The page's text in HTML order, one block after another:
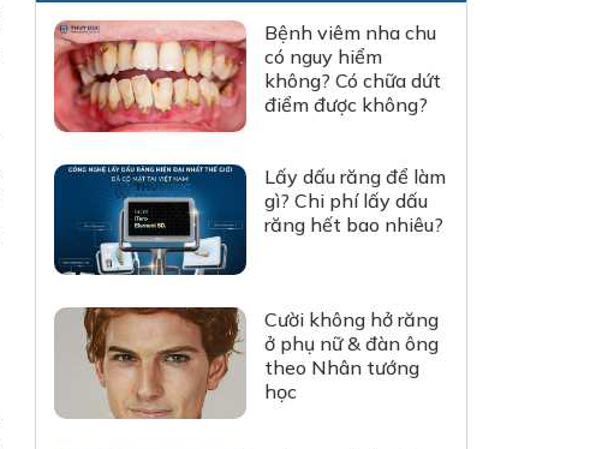
Bệnh viêm nha chu
có nguy hiểm
không? Có chữa dứt
điểm được không?
Lấy dấu răng để làm
gì? Chi phí lấy dấu
răng hết bao nhiêu?
Cười không hở răng
ở phụ nữ & đàn ông
theo Nhân tướng
học